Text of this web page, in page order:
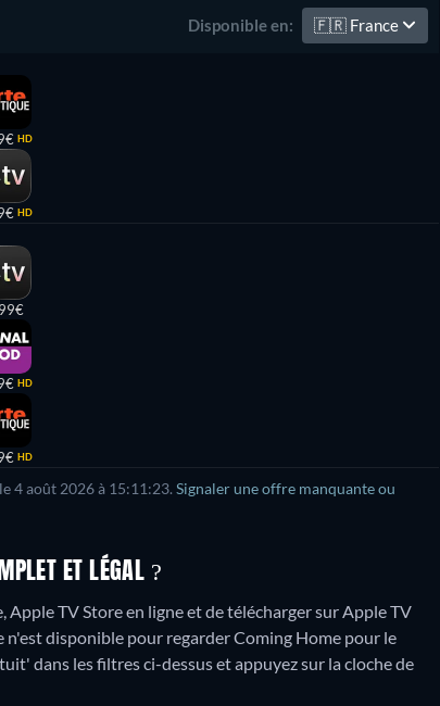
Disponible en: 🇫🇷 France
HD
HD
HD
HD
4 août 2026 à 15:11:23. Signaler une offre manquante ou
ET LÉGAL ?
TV Store en ligne et de télécharger sur Apple TV
disponible pour regarder Coming Home pour le
dans les filtres ci-dessus et appuyez sur la cloche de